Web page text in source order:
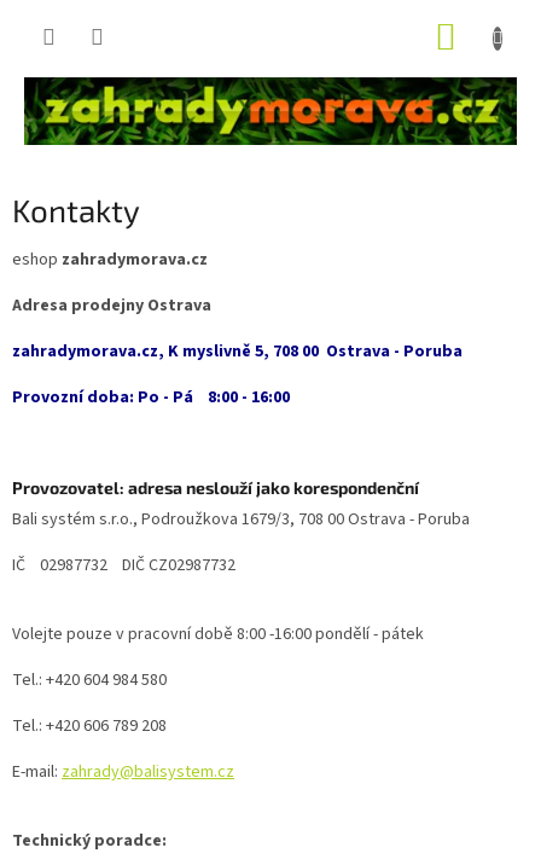
Kontakty
eshop zahradymorava.cz
Adresa prodejny Ostrava
zahradymorava.cz, K myslivně 5, 708 00 Ostrava - Poruba
Provozní doba: Po - Pá 8:00 - 16:00
Provozovatel: adresa neslouží jako korespondenční
Bali systém s.r.o., Podroužkova 1679/3, 708 00 Ostrava - Poruba
IČ 02987732 DIČ CZ02987732
Volejte pouze v pracovní době 8:00 -16:00 pondělí - pátek
Tel.: +420 604 984 580
Tel.: +420 606 789 208
E-mail: zahrady@balisystem.cz
Technický poradce: